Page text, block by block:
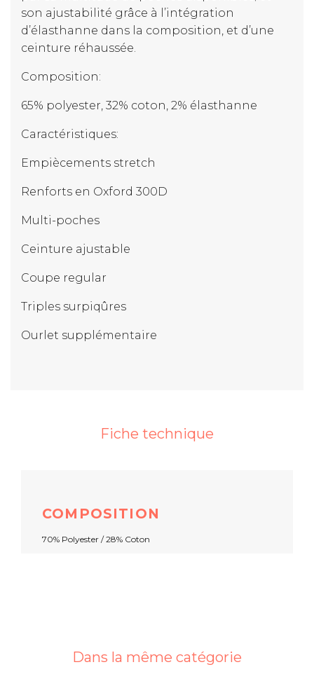
son ajustabilité grâce à l’intégration
d’élasthanne dans la composition, et d’une
ceinture réhaussée.
Composition:
65% polyester, 32% coton, 2% élasthanne
Caractéristiques:
Empiècements stretch
Renforts en Oxford 300D
Multi-poches
Ceinture ajustable
Coupe regular
Triples surpiqûres
Ourlet supplémentaire
Fiche technique
COMPOSITION
70% Polyester / 28% Coton
Dans la même catégorie